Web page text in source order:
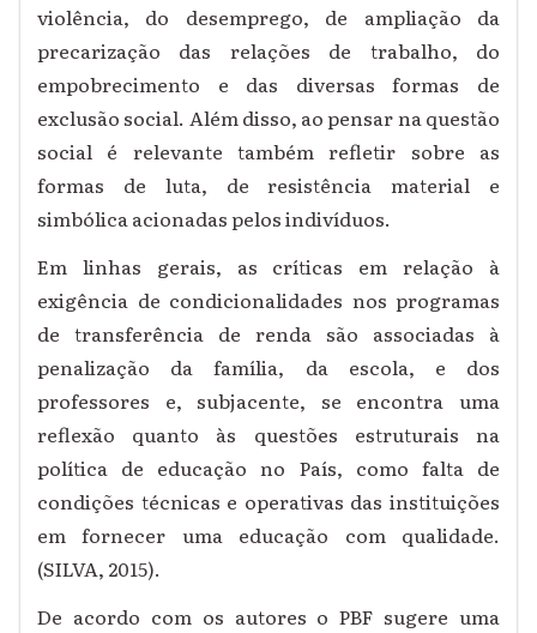
violência, do desemprego, de ampliação da
precarização das relações de trabalho, do
empobrecimento e das diversas formas de
exclusão social. Além disso, ao pensar na questão
social é relevante também refletir sobre as
formas de luta, de resistência material e
simbólica acionadas pelos indivíduos.
Em linhas gerais, as críticas em relação à
exigência de condicionalidades nos programas
de transferência de renda são associadas à
penalização da família, da escola, e dos
professores e, subjacente, se encontra uma
reflexão quanto às questões estruturais na
política de educação no País, como falta de
condições técnicas e operativas das instituições
em fornecer uma educação com qualidade.
(SILVA, 2015).
De acordo com os autores o PBF sugere uma